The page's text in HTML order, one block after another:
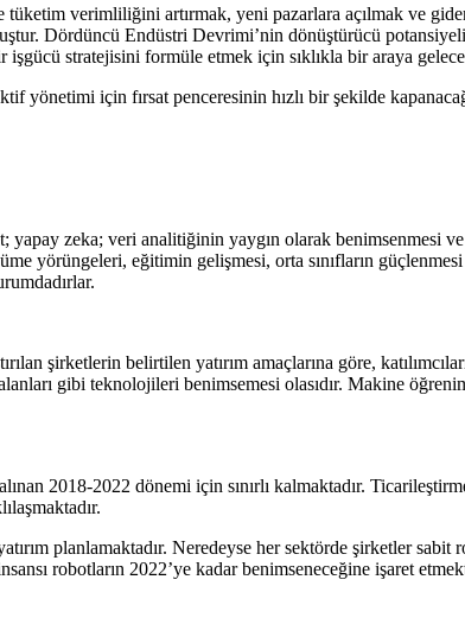
verimliliğini artırmak, yeni pazarlara açılmak ve
Dördüncü Endüstri Devrimi’nin dönüştürücü
işgücü stratejisini formüle etmek için sıklıkla bir araya
yönetimi için fırsat penceresinin hızlı bir şekilde
yapay zeka; veri analitiğinin yaygın olarak
yörüngeleri, eğitimin gelişmesi, orta sınıfların
şirketlerin belirtilen yatırım amaçlarına göre,
gibi teknolojileri benimsemesi olasıdır. Makine
2018-2022 dönemi için sınırlı kalmaktadır.
planlamaktadır. Neredeyse her sektörde şirketler
robotların 2022’ye kadar benimseneceğine işaret